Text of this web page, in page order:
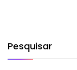
Pesquisar